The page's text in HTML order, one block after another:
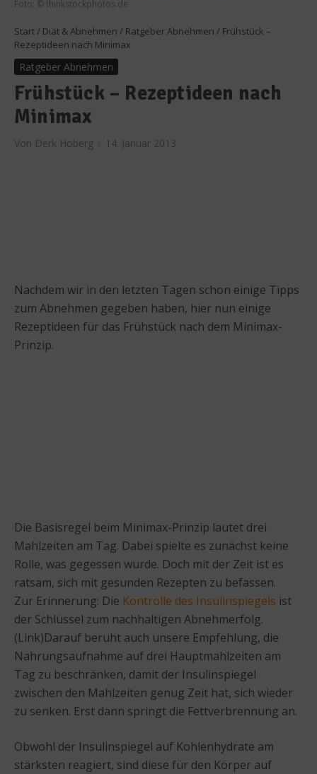
Foto: © thinkstockphotos.de
Start / Diät & Abnehmen / Ratgeber Abnehmen / Frühstück –
Rezeptideen nach Minimax
Ratgeber Abnehmen
Frühstück – Rezeptideen nach
Minimax
Von Derk Hoberg 14. Januar 2013
Nachdem wir in den letzten Tagen schon einige Tipps
zum Abnehmen gegeben haben, hier nun einige
Rezeptideen für das Frühstück nach dem Minimax-
Prinzip.
Die Basisregel beim Minimax-Prinzip lautet drei
Mahlzeiten am Tag. Dabei spielte es zunächst keine
Rolle, was gegessen wurde. Doch mit der Zeit ist es
ratsam, sich mit gesunden Rezepten zu befassen.
Zur Erinnerung: Die Kontrolle des Insulinspiegels ist
der Schlüssel zum nachhaltigen Abnehmerfolg.
(Link)Darauf beruht auch unsere Empfehlung, die
Nahrungsaufnahme auf drei Hauptmahlzeiten am
Tag zu beschränken, damit der Insulinspiegel
zwischen den Mahlzeiten genug Zeit hat, sich wieder
zu senken. Erst dann springt die Fettverbrennung an.
Obwohl der Insulinspiegel auf Kohlenhydrate am
stärksten reagiert, sind diese für den Körper auf